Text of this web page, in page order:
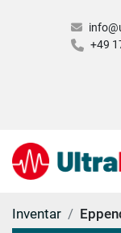
+49
Inventar